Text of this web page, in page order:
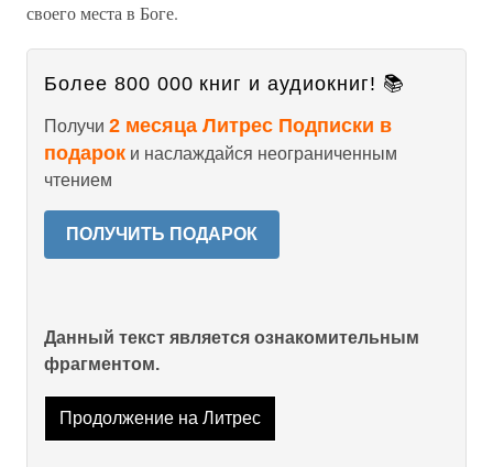
своего места в Боге.
Более 800 000 книг и аудиокниг! 📚
Получи 2 месяца Литрес Подписки в
подарок и наслаждайся неограниченным
чтением
ПОЛУЧИТЬ ПОДАРОК
Данный текст является ознакомительным
фрагментом.
Продолжение на Литрес